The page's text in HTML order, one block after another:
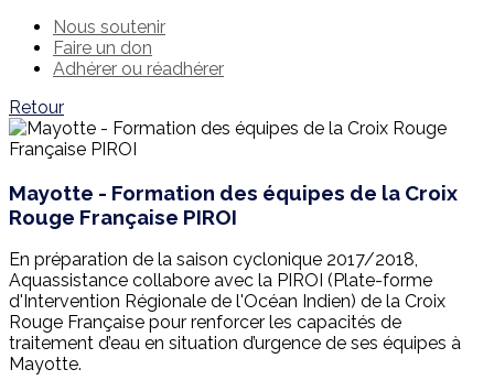
Nous soutenir
Faire un don
Adhérer ou réadhérer
Retour
Mayotte - Formation des équipes de la Croix
Rouge Française PIROI
En préparation de la saison cyclonique 2017/2018,
Aquassistance collabore avec la PIROI (Plate-forme
d'Intervention Régionale de l'Océan Indien) de la Croix
Rouge Française pour renforcer les capacités de
traitement d’eau en situation d’urgence de ses équipes à
Mayotte.